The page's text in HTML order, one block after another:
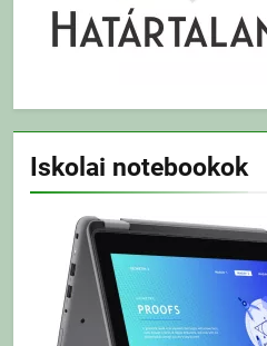
Iskolai notebookok